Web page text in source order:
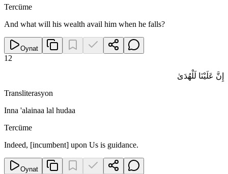
Tercüme
And what will his wealth avail him when he falls?
Oynat
12
إِنَّ عَلَيْنَا لَلْهُدَىٰ
Transliterasyon
Inna 'alainaa lal hudaa
Tercüme
Indeed, [incumbent] upon Us is guidance.
Oynat